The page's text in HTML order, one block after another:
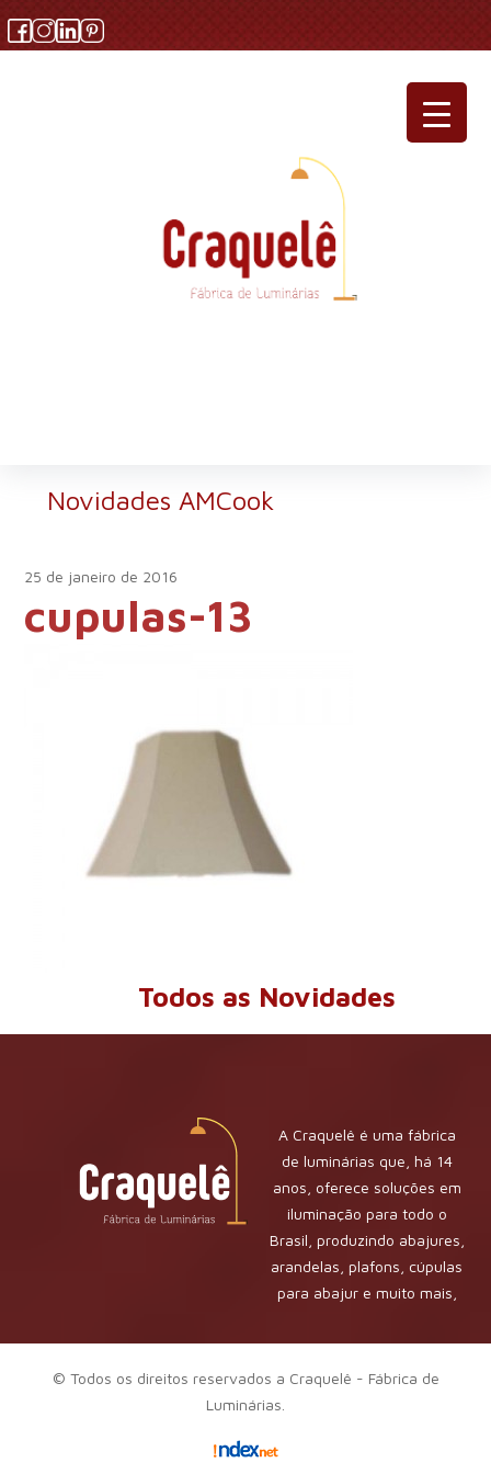
Novidades AMCook
25 de janeiro de 2016
cupulas-13
Todos as Novidades
A Craquelê é uma fábrica
de luminárias que, há 14
anos, oferece soluções em
iluminação para todo o
Brasil, produzindo abajures,
arandelas, plafons, cúpulas
para abajur e muito mais,
sofisticação. Além da
fabricação, também
© Todos os direitos reservados a Craquelê - Fábrica de
Luminárias.